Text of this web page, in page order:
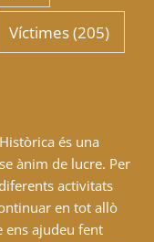
Víctimes(205)
és una
ànim de lucre. Per
activitats
en tot allò
ens ajudeu fent